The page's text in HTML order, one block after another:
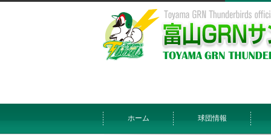
ホーム 球団情報